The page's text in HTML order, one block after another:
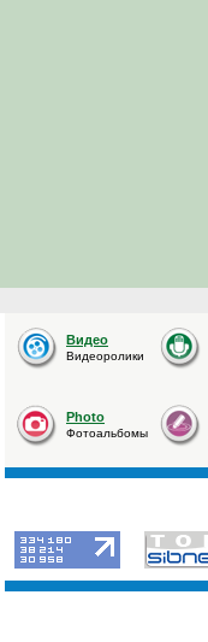
Видео
Видеоролики
Photo
Фотоальбомы